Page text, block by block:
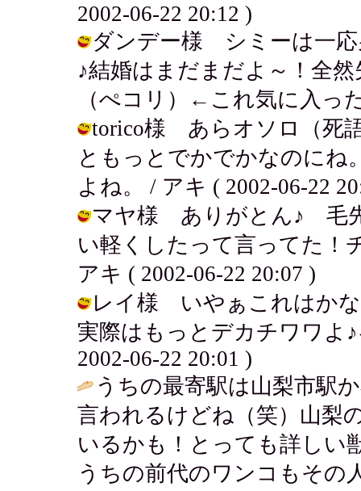
2002-06-22 20:12 )
ダンデー様 シミーは一応
♪結婚はまだまだよ～！全
（ぺコリ）←これ気に入っ
torico様 あらオソロ（死
ともっとでかでかなのにね
よね。 / アキ ( 2002-06-22
マヤ様 ありがとん♪ 毛
い軽くしたって言ってた！
アキ ( 2002-06-22 20:07 )
レイ様 いやぁこれはかな
実際はもっとデカチワワよ
2002-06-22 20:01 )
うちの最寄駅は山梨市駅
言われるけどね（笑）山梨
いるかも！とっても詳しい
うちの前代のワンコもその